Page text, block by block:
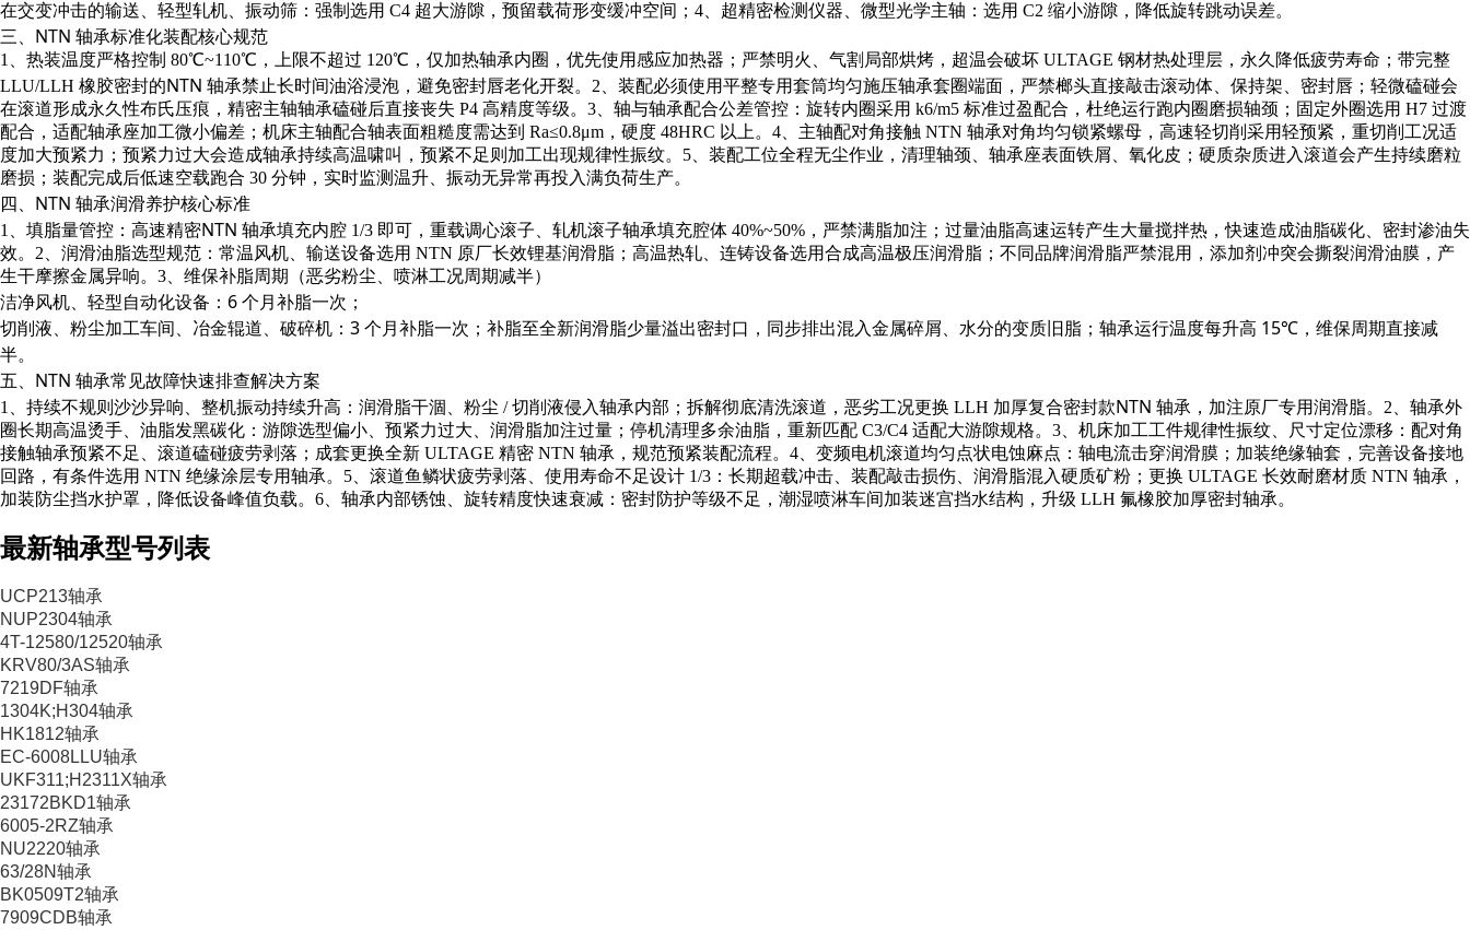
在交变冲击的输送、轻型轧机、振动筛：强制选用 C4 超大游隙，预留载荷形变缓冲空间；4、超精密检测仪器、微型光学主轴：选用 C2 缩小游隙，降低旋转跳动误差。
三、NTN 轴承标准化装配核心规范
1、热装温度严格控制 80℃~110℃，上限不超过 120℃，仅加热轴承内圈，优先使用感应加热器；严禁明火、气割局部烘烤，超温会破坏 ULTAGE 钢材热处理层，永久降低疲劳寿命；带完整
LLU/LLH 橡胶密封的NTN 轴承禁止长时间油浴浸泡，避免密封唇老化开裂。2、装配必须使用平整专用套筒均匀施压轴承套圈端面，严禁榔头直接敲击滚动体、保持架、密封唇；轻微磕碰会
在滚道形成永久性布氏压痕，精密主轴轴承磕碰后直接丧失 P4 高精度等级。3、轴与轴承配合公差管控：旋转内圈采用 k6/m5 标准过盈配合，杜绝运行跑内圈磨损轴颈；固定外圈选用 H7 过渡
配合，适配轴承座加工微小偏差；机床主轴配合轴表面粗糙度需达到 Ra≤0.8μm，硬度 48HRC 以上。4、主轴配对角接触 NTN 轴承对角均匀锁紧螺母，高速轻切削采用轻预紧，重切削工况适
度加大预紧力；预紧力过大会造成轴承持续高温啸叫，预紧不足则加工出现规律性振纹。5、装配工位全程无尘作业，清理轴颈、轴承座表面铁屑、氧化皮；硬质杂质进入滚道会产生持续磨粒
磨损；装配完成后低速空载跑合 30 分钟，实时监测温升、振动无异常再投入满负荷生产。
四、NTN 轴承润滑养护核心标准
1、填脂量管控：高速精密NTN 轴承填充内腔 1/3 即可，重载调心滚子、轧机滚子轴承填充腔体 40%~50%，严禁满脂加注；过量油脂高速运转产生大量搅拌热，快速造成油脂碳化、密封渗油失
效。2、润滑油脂选型规范：常温风机、输送设备选用 NTN 原厂长效锂基润滑脂；高温热轧、连铸设备选用合成高温极压润滑脂；不同品牌润滑脂严禁混用，添加剂冲突会撕裂润滑油膜，产
生干摩擦金属异响。3、维保补脂周期（恶劣粉尘、喷淋工况周期减半）
洁净风机、轻型自动化设备：6 个月补脂一次；
切削液、粉尘加工车间、冶金辊道、破碎机：3 个月补脂一次；补脂至全新润滑脂少量溢出密封口，同步排出混入金属碎屑、水分的变质旧脂；轴承运行温度每升高 15℃，维保周期直接减
半。
五、NTN 轴承常见故障快速排查解决方案
1、持续不规则沙沙异响、整机振动持续升高：润滑脂干涸、粉尘 / 切削液侵入轴承内部；拆解彻底清洗滚道，恶劣工况更换 LLH 加厚复合密封款NTN 轴承 ，加注原厂专用润滑脂。2、轴承外
圈长期高温烫手、油脂发黑碳化：游隙选型偏小、预紧力过大、润滑脂加注过量；停机清理多余油脂，重新匹配 C3/C4 适配大游隙规格。3、机床加工工件规律性振纹、尺寸定位漂移：配对角
接触轴承预紧不足、滚道磕碰疲劳剥落；成套更换全新 ULTAGE 精密 NTN 轴承，规范预紧装配流程。4、变频电机滚道均匀点状电蚀麻点：轴电流击穿润滑膜；加装绝缘轴套，完善设备接地
回路，有条件选用 NTN 绝缘涂层专用轴承。5、滚道鱼鳞状疲劳剥落、使用寿命不足设计 1/3：长期超载冲击、装配敲击损伤、润滑脂混入硬质矿粉；更换 ULTAGE 长效耐磨材质 NTN 轴承，
加装防尘挡水护罩，降低设备峰值负载。6、轴承内部锈蚀、旋转精度快速衰减：密封防护等级不足，潮湿喷淋车间加装迷宫挡水结构，升级 LLH 氟橡胶加厚密封轴承。
最新轴承型号列表
UCP213轴承
NUP2304轴承
4T-12580/12520轴承
KRV80/3AS轴承
7219DF轴承
1304K;H304轴承
HK1812轴承
EC-6008LLU轴承
UKF311;H2311X轴承
23172BKD1轴承
6005-2RZ轴承
NU2220轴承
63/28N轴承
BK0509T2轴承
7909CDB轴承